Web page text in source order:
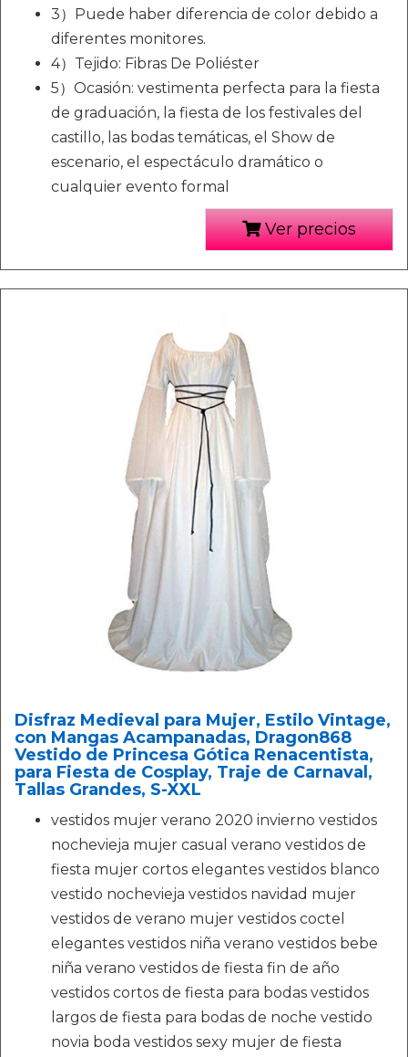
3）Puede haber diferencia de color debido a
diferentes monitores.
4）Tejido: Fibras De Poliéster
5）Ocasión: vestimenta perfecta para la fiesta
de graduación, la fiesta de los festivales del
castillo, las bodas temáticas, el Show de
escenario, el espectáculo dramático o
cualquier evento formal
Ver precios
Disfraz Medieval para Mujer, Estilo Vintage,
con Mangas Acampanadas, Dragon868
Vestido de Princesa Gótica Renacentista,
para Fiesta de Cosplay, Traje de Carnaval,
Tallas Grandes, S-XXL
vestidos mujer verano 2020 invierno vestidos
nochevieja mujer casual verano vestidos de
fiesta mujer cortos elegantes vestidos blanco
vestido nochevieja vestidos navidad mujer
vestidos de verano mujer vestidos coctel
elegantes vestidos niña verano vestidos bebe
niña verano vestidos de fiesta fin de año
vestidos cortos de fiesta para bodas vestidos
largos de fiesta para bodas de noche vestido
novia boda vestidos sexy mujer de fiesta